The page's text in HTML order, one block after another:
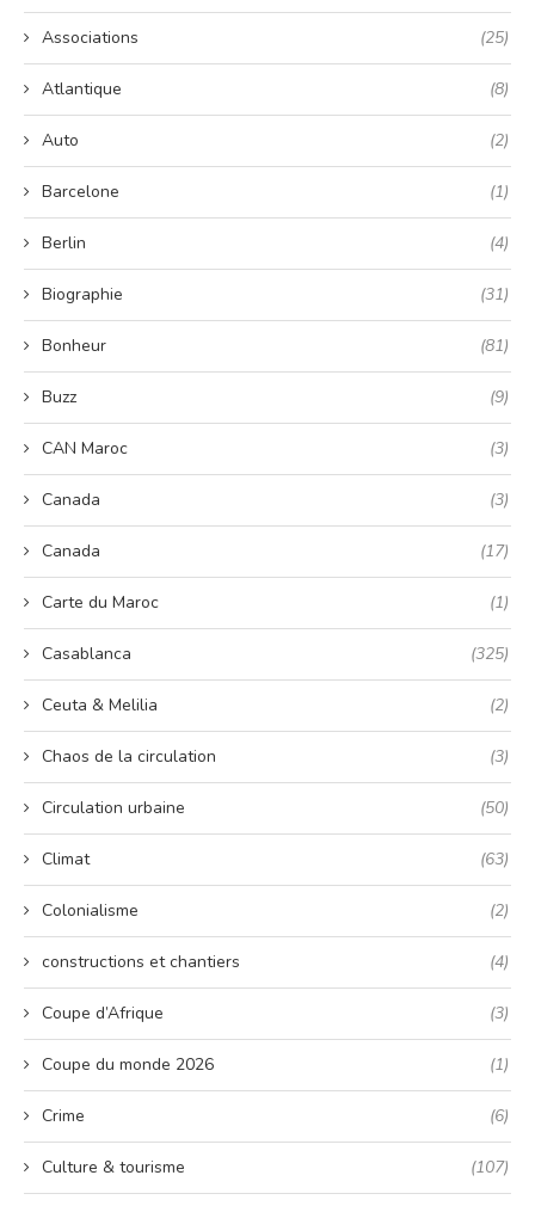
Associations (25)
Atlantique (8)
Auto (2)
Barcelone (1)
Berlin (4)
Biographie (31)
Bonheur (81)
Buzz (9)
CAN Maroc (3)
Canada (3)
Canada (17)
Carte du Maroc (1)
Casablanca (325)
Ceuta & Melilia (2)
Chaos de la circulation (3)
Circulation urbaine (50)
Climat (63)
Colonialisme (2)
constructions et chantiers (4)
Coupe d’Afrique (3)
Coupe du monde 2026 (1)
Crime (6)
Culture & tourisme (107)